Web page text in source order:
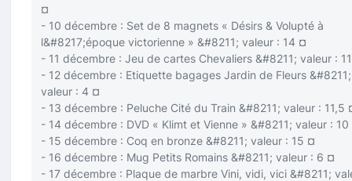
¤
- 10 décembre : Set de 8 magnets « Désirs & Volupté à
l&#8217;époque victorienne » &#8211; valeur : 14 ¤
- 11 décembre : Jeu de cartes Chevaliers &#8211; valeur :
- 12 décembre : Etiquette bagages Jardin de Fleurs &#8211;
valeur : 4 ¤
- 13 décembre : Peluche Cité du Train &#8211; valeur : 11,5
- 14 décembre : DVD « Klimt et Vienne » &#8211; valeur :
- 15 décembre : Coq en bronze &#8211; valeur : 15 ¤
- 16 décembre : Mug Petits Romains &#8211; valeur : 6 ¤
- 17 décembre : Plaque de marbre Vini, vidi, vici &#8211;